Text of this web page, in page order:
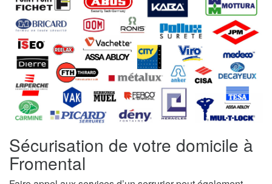
Sécurisation de votre domicile à
Fromental